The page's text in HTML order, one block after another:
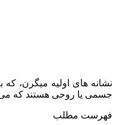
نشانه‌ های اولیه میگرن،
جسمی یا روحی هستند که می‌
فهرست مطلب